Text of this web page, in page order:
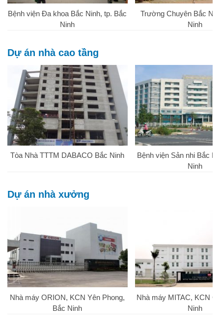
Bệnh viện Đa khoa Bắc Ninh, tp. Bắc
Ninh
Trường Chuyên Bắc
Ninh
Dự án nhà cao tầng
Tòa Nhà TTTM DABACO Bắc Ninh
Bệnh viện Sản nhi Bắc
Ninh
Dự án nhà xưởng
Nhà máy ORION, KCN Yên Phong,
Bắc Ninh
Nhà máy MITAC, KCN
Ninh